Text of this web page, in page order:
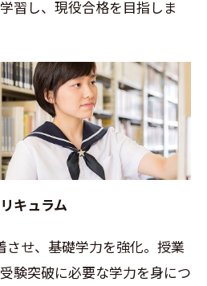
習し、現役合格を目指しま
キュラム
させ、基礎学力を強化。授業
験突破に必要な学力を身につ